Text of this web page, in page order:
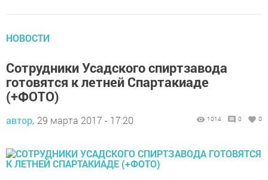
НОВОСТИ
Сотрудники Усадского спиртзавода
готовятся к летней Спартакиаде
(+ФОТО)
автор, 29 марта 2017 - 17:20 1014 0 0